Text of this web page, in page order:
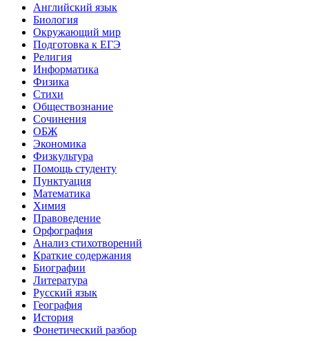
Английский язык
Биология
Окружающий мир
Подготовка к ЕГЭ
Религия
Информатика
Физика
Стихи
Обществознание
Сочинения
ОБЖ
Экономика
Физкультура
Помощь студенту
Пунктуация
Математика
Химия
Правоведение
Орфография
Анализ стихотворений
Краткие содержания
Биографии
Литература
Русский язык
География
История
Фонетический разбор